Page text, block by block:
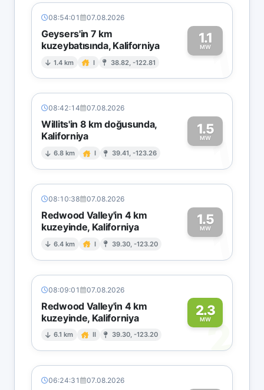
08:54:01 07.08.2026
Geysers'in 7 km
kuzeybatısında, Kaliforniya
1.4 km I 38.82, -122.81
1.1
MW1
08:42:14 07.08.2026
Willits'in 8 km doğusunda,
Kaliforniya
6.8 km I 39.41, -123.26
1.5
MW1
08:10:38 07.08.2026
Redwood Valley'in 4 km
kuzeyinde, Kaliforniya
6.4 km I 39.30, -123.20
1.5
MW1
08:09:01 07.08.2026
Redwood Valley'in 4 km
kuzeyinde, Kaliforniya
6.1 km II 39.30, -123.20
2.3
MW2
06:24:31 07.08.2026